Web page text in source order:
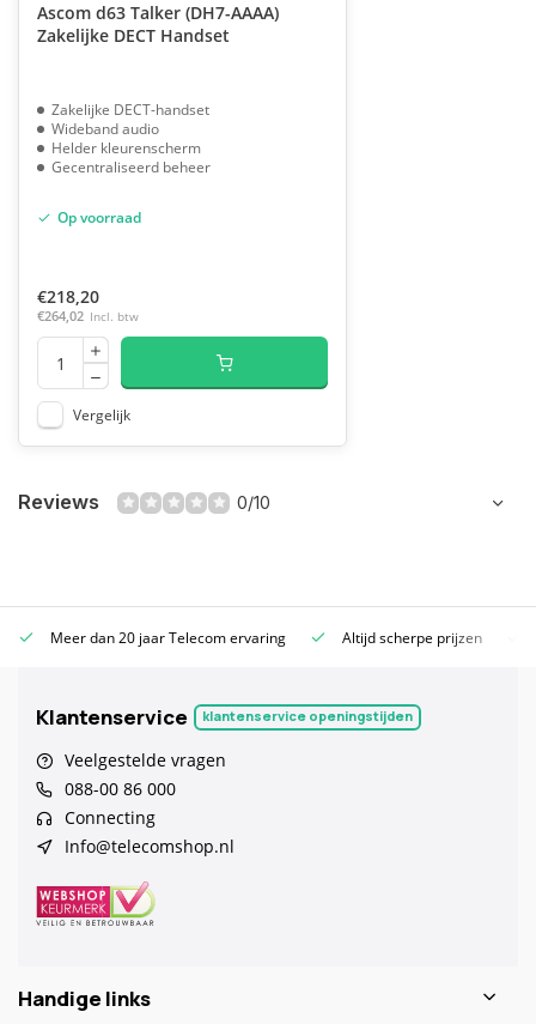
Ascom d63 Talker (DH7-AAAA)
Zakelijke DECT Handset
Zakelijke DECT-handset
Wideband audio
Helder kleurenscherm
Gecentraliseerd beheer
Op voorraad
€218,20
€264,02 Incl. btw
Vergelijk
Reviews 0/10
Meer dan 20 jaar Telecom ervaring Altijd scherpe prijzen
Klantenservice klantenservice openingstijden
Veelgestelde vragen
088-00 86 000
Connecting
Info@telecomshop.nl
Handige links